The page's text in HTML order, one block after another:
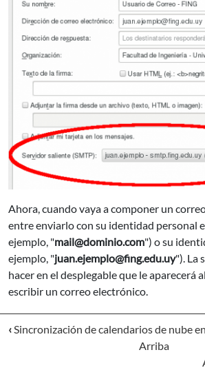
Ahora, cuando vaya a componer un
entre enviarlo con su identidad personal
ejemplo, "mail@dominio.com") o su
ejemplo, "juan.ejemplo@fing.edu.uy"). La
hacer en el desplegable que le aparecerá
escribir un correo electrónico.
‹ Sincronización de calendarios de nube
Arriba